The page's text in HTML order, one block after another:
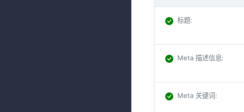
标题:
Meta 描述信息:
Meta 关键词: